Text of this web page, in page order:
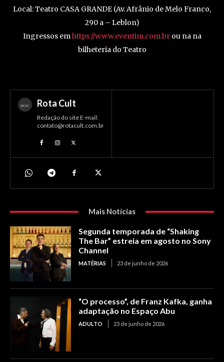
Local: Teatro CASA GRANDE (Av. Afrânio de Melo Franco,
290 a – Leblon)
Ingressos emhttps://www.eventim.com.brou na na
bilheteria do Teatro
Rota Cult
Redação do site E-mail:
contato@rotacult.com.br
Mais Notícias
Segunda temporada de “Shaking
The Bar” estreia em agosto no Sony
Channel
MATÉRIAS 23 de junho de 2026
“O processo”, de Franz Kafka, ganha
adaptação no Espaço Abu
ADULTO 23 de junho de 2026